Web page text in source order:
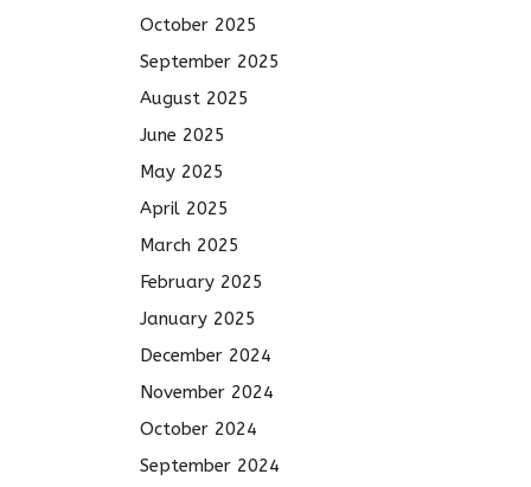
October 2025
September 2025
August 2025
June 2025
May 2025
April 2025
March 2025
February 2025
January 2025
December 2024
November 2024
October 2024
September 2024